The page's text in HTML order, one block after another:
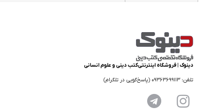
دینوک | فروشگاه اینترنتی کتب دینی و علوم انسانی
تلفن: 09363699113 (پاسخ‌گویی در تلگرام)